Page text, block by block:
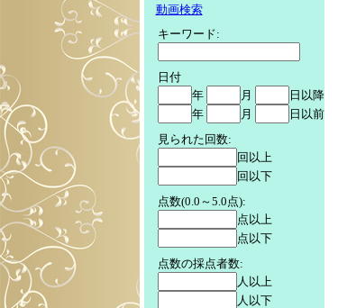
動画検索
キーワード:
日付
年
月
日以降
年
月
日以前
見られた回数:
回以上
回以下
点数(0.0～5.0点):
点以上
点以下
点数の採点者数:
人以上
人以下